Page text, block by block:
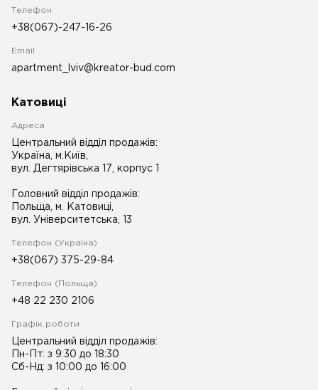
Телефон
+38(067)-247-16-26
Email
apartment_lviv@kreator-bud.com
Катовиці
Адреса
Центральний відділ продажів:
Україна, м.Київ,
вул. Дегтярівська 17, корпус 1
Головний відділ продажів:
Польща, м. Катовиці,
вул. Університетська, 13
Телефон (Україна)
+38(067) 375-29-84
Телефон (Польща)
+48 22 230 2106
Графік роботи
Центральний відділ продажів:
Пн-Пт: з 9:30 до 18:30
Сб-Нд: з 10:00 до 16:00